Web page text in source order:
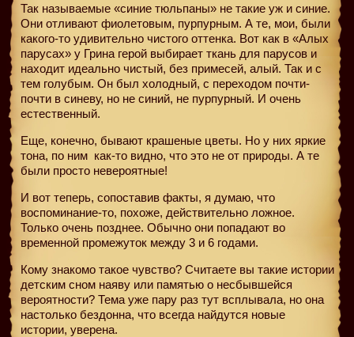
Так называемые «синие тюльпаны» не такие уж и синие.
Они отливают фиолетовым, пурпурным. А те, мои, были
какого-то удивительно чистого оттенка. Вот как в «Алых
парусах» у Грина герой выбирает ткань для парусов и
находит идеально чистый, без примесей, алый. Так и с
тем голубым. Он был холодный, с переходом почти-
почти в синеву, но не синий, не пурпурный. И очень
естественный.
Еще, конечно, бывают крашеные цветы. Но у них яркие
тона, по ним как-то видно, что это не от природы. А те
были просто невероятные!
И вот теперь, сопоставив факты, я думаю, что
воспоминание-то, похоже, действительно ложное.
Только очень позднее. Обычно они попадают во
временной промежуток между 3 и 6 годами.
Кому знакомо такое чувство? Считаете вы такие истории
детским сном наяву или памятью о несбывшейся
вероятности? Тема уже пару раз тут всплывала, но она
настолько бездонна, что всегда найдутся новые
истории, уверена.